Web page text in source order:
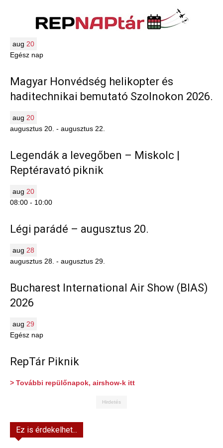
aug 20
Egész nap
Magyar Honvédség helikopter és
haditechnikai bemutató Szolnokon 2026.
aug 20
augusztus 20. - augusztus 22.
Legendák a levegőben – Miskolc |
Reptéravató piknik
aug 20
08:00 - 10:00
Légi parádé – augusztus 20.
aug 28
augusztus 28. - augusztus 29.
Bucharest International Air Show (BIAS)
2026
aug 29
Egész nap
RepTár Piknik
> További repülőnapok, airshow-k itt
Hirdetés
Ez is érdekelhet...